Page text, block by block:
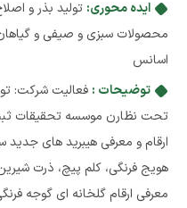
ایده محوری: تولید بذر و
محصولات سبزی و صیفی و گیاهان
اسانس
توضیحات : فعالیت شرکت:
تحت نظارن موسسه تحقیقات
هویج فرنگی، کلم پیچ، ذرت
معرفی ارقام گلخانه ای گوجه